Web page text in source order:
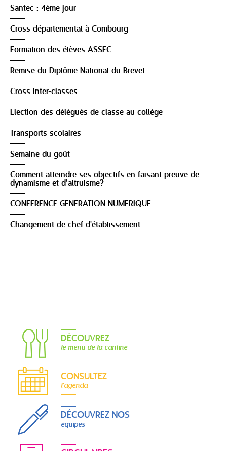
Santec : 4ème jour
Cross départemental à Combourg
Formation des élèves ASSEC
Remise du Diplôme National du Brevet
Cross inter-classes
Election des délégués de classe au collège
Transports scolaires
Semaine du goût
Comment atteindre ses objectifs en faisant preuve de
dynamisme et d’altruisme?
CONFERENCE GENERATION NUMERIQUE
Changement de chef d'établissement
DÉCOUVREZ
le menu de la cantine
CONSULTEZ
l'agenda
DÉCOUVREZ NOS
équipes